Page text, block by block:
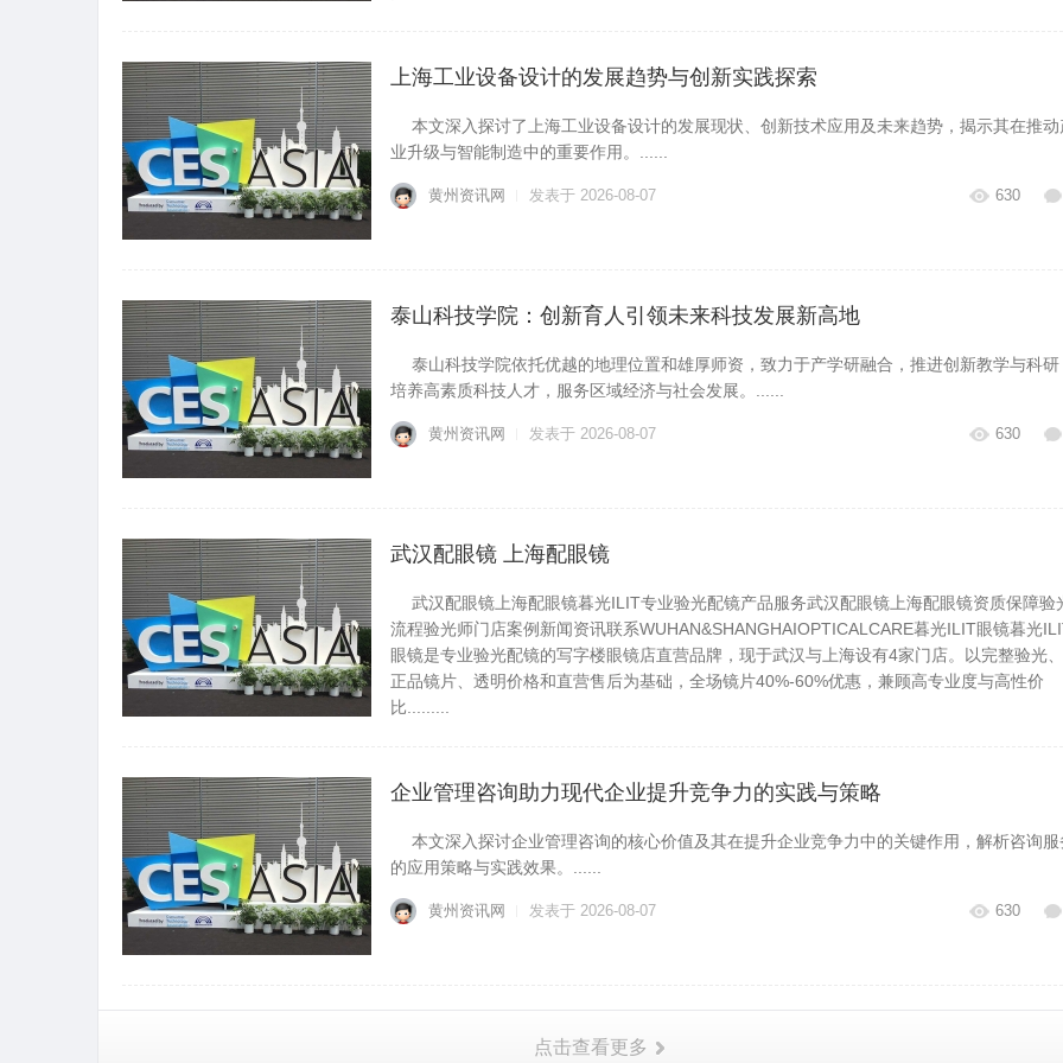
上海工业设备设计的发展趋势与创新实践探索
本文深入探讨了上海工业设备设计的发展现状、创新技术应用及未来趋势，揭示其在推动
业升级与智能制造中的重要作用。......
黄州资讯网 发表于 2026-08-07 630
泰山科技学院：创新育人引领未来科技发展新高地
泰山科技学院依托优越的地理位置和雄厚师资，致力于产学研融合，推进创新教学与科研
培养高素质科技人才，服务区域经济与社会发展。......
黄州资讯网 发表于 2026-08-07 630
武汉配眼镜 上海配眼镜
武汉配眼镜上海配眼镜暮光ILIT专业验光配镜产品服务武汉配眼镜上海配眼镜资质保障验
流程验光师门店案例新闻资讯联系WUHAN&SHANGHAIOPTICALCARE暮光ILIT眼镜暮光
眼镜是专业验光配镜的写字楼眼镜店直营品牌，现于武汉与上海设有4家门店。以完整验光、
正品镜片、透明价格和直营售后为基础，全场镜片40%-60%优惠，兼顾高专业度与高性价
比.........
企业管理咨询助力现代企业提升竞争力的实践与策略
本文深入探讨企业管理咨询的核心价值及其在提升企业竞争力中的关键作用，解析咨询服
的应用策略与实践效果。......
黄州资讯网 发表于 2026-08-07 630
点击查看更多